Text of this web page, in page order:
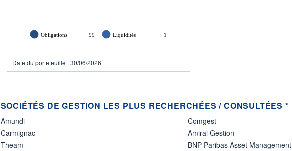
Obligations 99 Liquidités 1
Date du portefeuille : 30/06/2026
SOCIÉTÉS DE GESTION LES PLUS RECHERCHÉES / CONSULTÉES *
Amundi
Carmignac
Theam
Comgest
Amiral Gestion
BNP Paribas Asset Management